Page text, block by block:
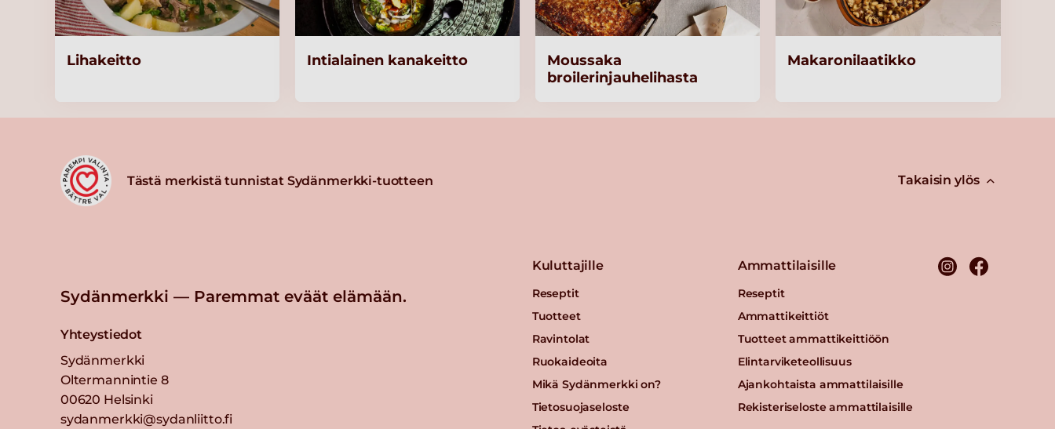
Lue lisää
Lue lisää
Lihakeitto Intialainen kanakeitto
Moussaka
broilerinjauhelihasta
Makaronilaatikko
Tästä merkistä tunnistat Sydänmerkki-tuotteen Takaisin ylös
Sydänmerkki — Paremmat eväät elämään.
Yhteystiedot
Sydänmerkki
Oltermannintie 8
00620 Helsinki
sydanmerkki@sydanliitto.fi
Kuluttajille
Reseptit
Tuotteet
Ravintolat
Ruokaideoita
Mikä Sydänmerkki on?
Tietosuojaseloste
Ammattilaisille
Reseptit
Ammattikeittiöt
Tuotteet ammattikeittiöön
Elintarviketeollisuus
Ajankohtaista ammattilaisille
Rekisteriseloste ammattilaisille